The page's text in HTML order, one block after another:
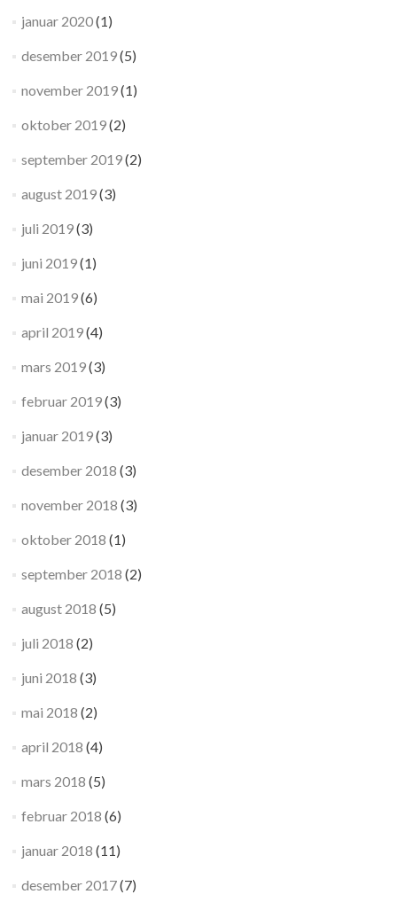
januar 2020(1)
desember 2019(5)
november 2019(1)
oktober 2019(2)
september 2019(2)
august 2019(3)
juli 2019(3)
juni 2019(1)
mai 2019(6)
april 2019(4)
mars 2019(3)
februar 2019(3)
januar 2019(3)
desember 2018 (3)
november 2018 (3)
oktober 2018 (1)
september 2018 (2)
august 2018 (5)
juli 2018 (2)
juni 2018 (3)
mai 2018 (2)
april 2018 (4)
mars 2018 (5)
februar 2018 (6)
januar 2018 (11)
desember 2017(7)